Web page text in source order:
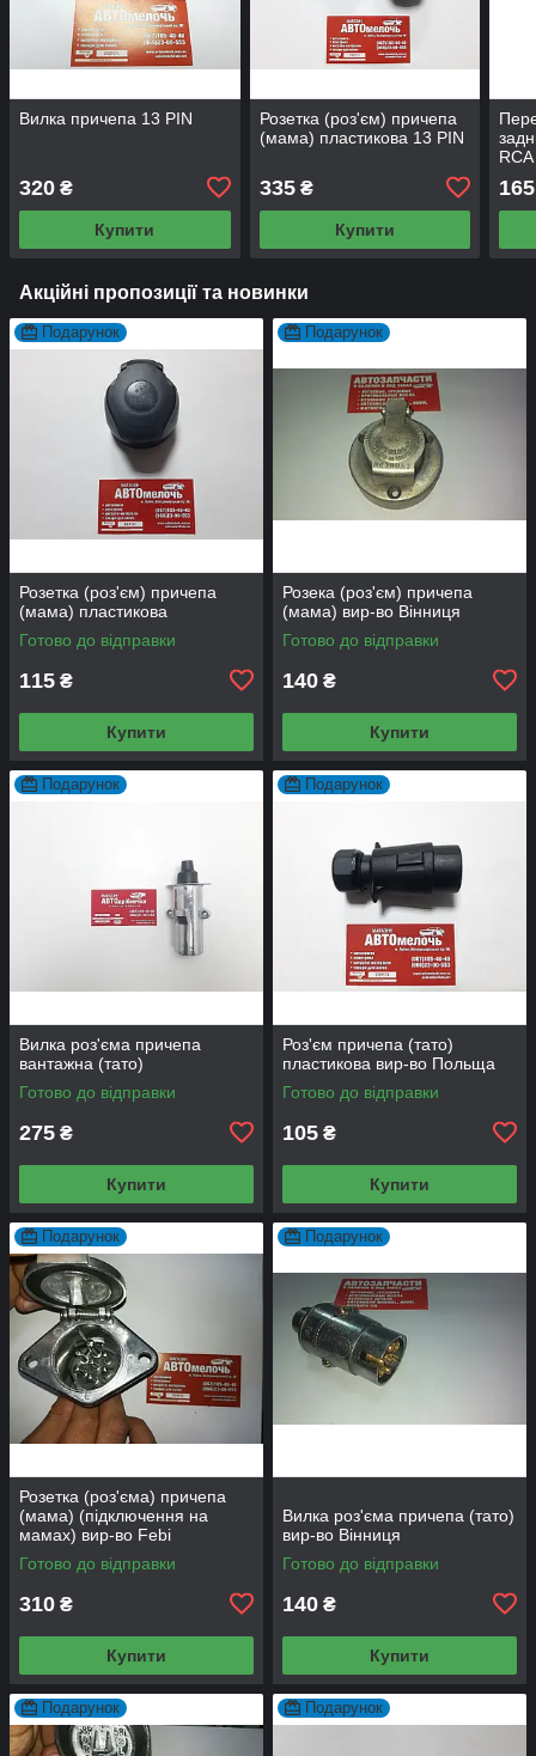
Вилка причепа 13 PIN
320 ₴
Купити
Розетка (роз'єм) причепа
(мама) пластикова 13 PIN
335₴
Купити
RCA
165
Акційні пропозиції та новинки
Подарунок
Розетка (роз'єм) причепа
(мама) пластикова
Готово до відправки
115 ₴
Купити
Подарунок
Розека (роз'єм) причепа
(мама) вир-во Вінниця
Готово до відправки
140 ₴
Купити
Подарунок
Вилка роз'єма причепа
вантажна (тато)
Готово до відправки
275 ₴
Купити
Подарунок
Роз'єм причепа (тато)
пластикова вир-во Польща
Готово до відправки
105 ₴
Купити
Подарунок
Розетка (роз'єма) причепа
(мама) (підключення на
мамах) вир-во Febi
Готово до відправки
310 ₴
Купити
Подарунок
Вилка роз'єма причепа (тато)
вир-во Вінниця
Готово до відправки
140 ₴
Купити
Подарунок Подарунок